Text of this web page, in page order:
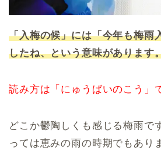
「入梅の候」には「今年も梅雨
したね、という意味があります
読み方は「にゅうばいのこう」
どこか鬱陶しくも感じる梅雨で
っては恵みの雨の時期でもあり